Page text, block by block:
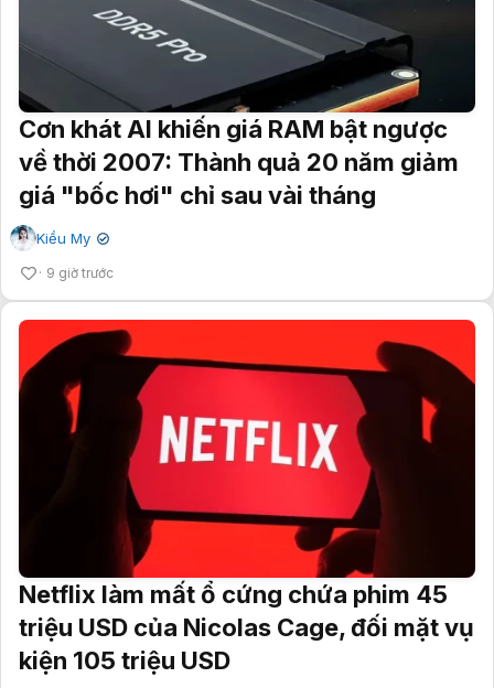
Cơn khát AI khiến giá RAM bật ngược
về thời 2007: Thành quả 20 năm giảm
giá "bốc hơi" chỉ sau vài tháng
Kiều My ✔
9 giờ trước
Netflix làm mất ổ cứng chứa phim 45
triệu USD của Nicolas Cage, đối mặt vụ
kiện 105 triệu USD